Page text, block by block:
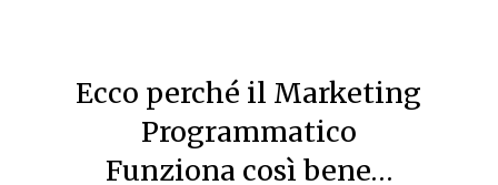
Ecco perché il Marketing
Programmatico
Funziona così bene…